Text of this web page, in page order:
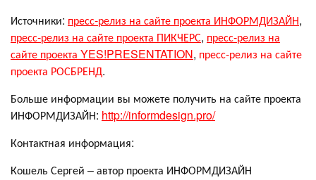
Источники: пресс-релиз на сайте проекта ИНФОРМДИЗАЙН,
пресс-релиз на сайте проекта ПИКЧЕРС, пресс-релиз на
сайте проекта YES!PRESENTATION, пресс-релиз на сайте
проекта РОСБРЕНД.
Больше информации вы можете получить на сайте проекта
ИНФОРМДИЗАЙН: http://informdesign.pro/
Контактная информация:
Кошель Сергей – автор проекта ИНФОРМДИЗАЙН